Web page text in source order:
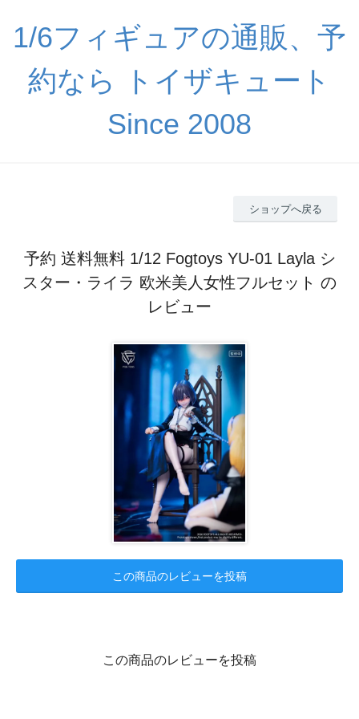
1/6フィギュアの通販、予
約なら トイザキュート
Since 2008
ショップへ戻る
予約 送料無料 1/12 Fogtoys YU-01 Layla シ
スター・ライラ 欧米美人女性フルセット の
レビュー
この商品のレビューを投稿
この商品のレビューを投稿